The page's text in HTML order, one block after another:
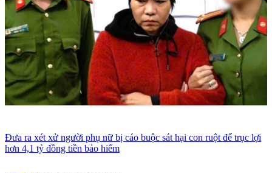
Đưa ra xét xử người phụ nữ bị cáo buộc sát hại con ruột để trục lợi
hơn 4,1 tỷ đồng tiền bảo hiểm